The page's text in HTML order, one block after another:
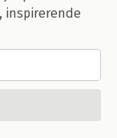
inspirerende